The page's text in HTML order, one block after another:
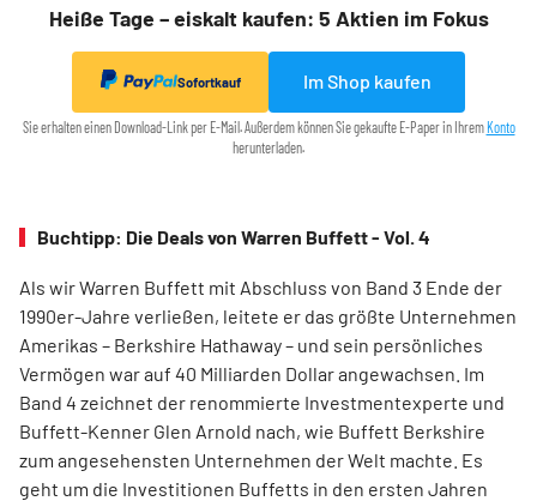
Heiße Tage – eiskalt kaufen: 5 Aktien im Fokus
Sofortkauf Im Shop kaufen
Sie erhalten einen Download-Link per E-Mail. Außerdem können Sie gekaufte E-Paper in IhremKonto
herunterladen.
Buchtipp: Die Deals von Warren Buffett - Vol. 4
Als wir Warren Buffett mit Abschluss von Band 3 Ende der
1990er-Jahre verließen, leitete er das größte Unternehmen
Amerikas – Berkshire Hathaway – und sein persönliches
Vermögen war auf 40 Milliarden Dollar angewachsen. Im
Band 4 zeichnet der renommierte Investmentexperte und
Buffett-Kenner Glen Arnold nach, wie Buffett Berkshire
zum angesehensten Unternehmen der Welt machte. Es
geht um die Investitionen Buffetts in den ersten Jahren